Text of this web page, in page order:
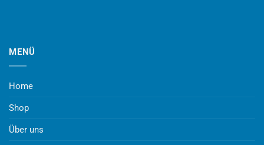
MENÜ
Home
Shop
Über uns